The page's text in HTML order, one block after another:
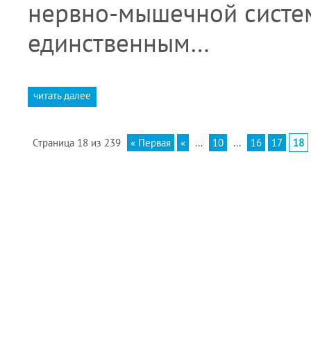
нервно-мышечной
единственным…
читать далее
Страница 18 из 239 « Первая « ... 10 ... 16 17 18